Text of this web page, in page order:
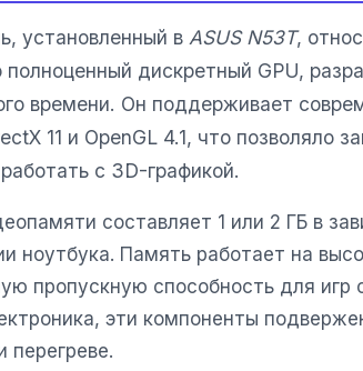
установленный в ASUS N53T,
полноценный дискретный GPU,
времени. Он поддерживает
11 и OpenGL 4.1, что позволяло
с 3D-графикой.
составляет 1 или 2 ГБ в
ноутбука. Память работает на
пропускную способность для игр
эти компоненты
перегреве.